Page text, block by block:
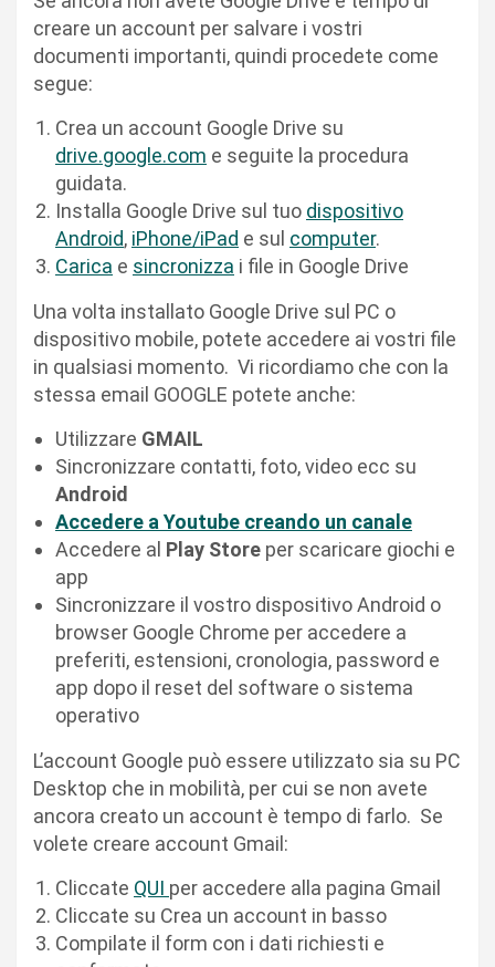
creare un account per salvare i vostri
documenti importanti, quindi procedete come
segue:
Crea un account Google Drive su
drive.google.com e seguite la procedura
guidata.
Installa Google Drive sul tuo dispositivo
Android, iPhone/iPad e sul computer.
Carica e sincronizza i file in Google Drive
Una volta installato Google Drive sul PC o
dispositivo mobile, potete accedere ai vostri file
in qualsiasi momento. Vi ricordiamo che con la
stessa email GOOGLE potete anche:
Utilizzare GMAIL
Sincronizzare contatti, foto, video ecc su
Android
Accedere a Youtube creando un canale
Accedere al Play Store per scaricare giochi e
app
Sincronizzare il vostro dispositivo Android o
browser Google Chrome per accedere a
preferiti, estensioni, cronologia, password e
app dopo il reset del software o sistema
operativo
L’account Google può essere utilizzato sia su PC
Desktop che in mobilità, per cui se non avete
ancora creato un account è tempo di farlo. Se
volete creare account Gmail:
Cliccate QUI per accedere alla pagina Gmail
Cliccate su Crea un account in basso
Compilate il form con i dati richiesti e